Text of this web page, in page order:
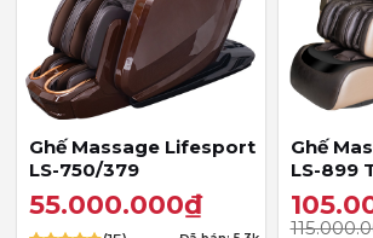
Ghế Massage Lifesport
LS-750/379
55.000.000₫
Ghế
LS-899